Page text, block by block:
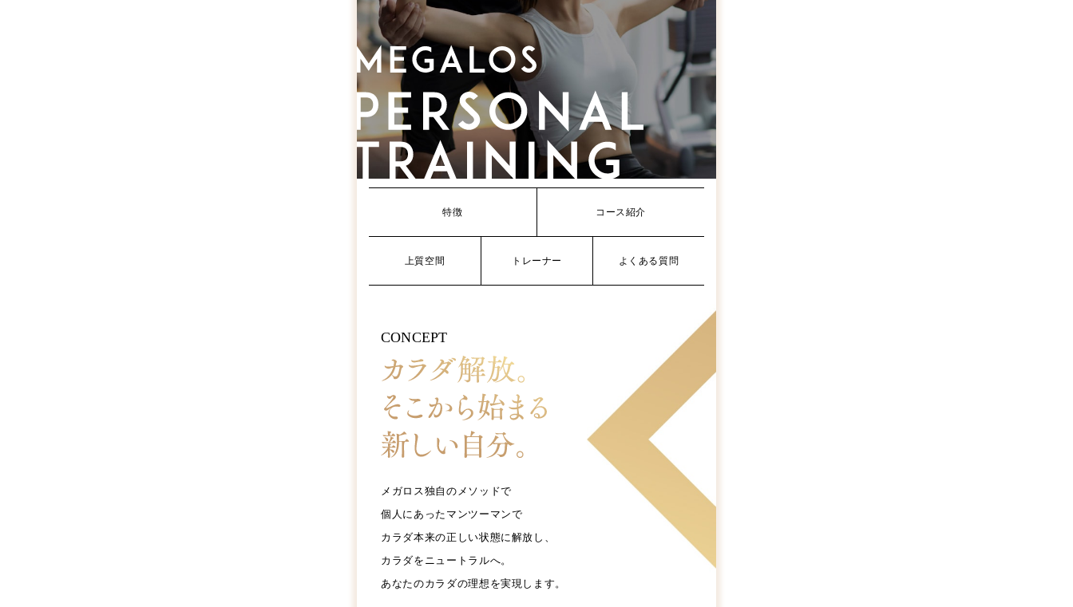
特徴 コース紹介
上質空間 トレーナー よくある質問
CONCEPT
メガロス独自のメソッドで
個人にあったマンツーマンで
カラダ本来の正しい状態に解放し、
カラダをニュートラルへ。
あなたのカラダの理想を実現します。